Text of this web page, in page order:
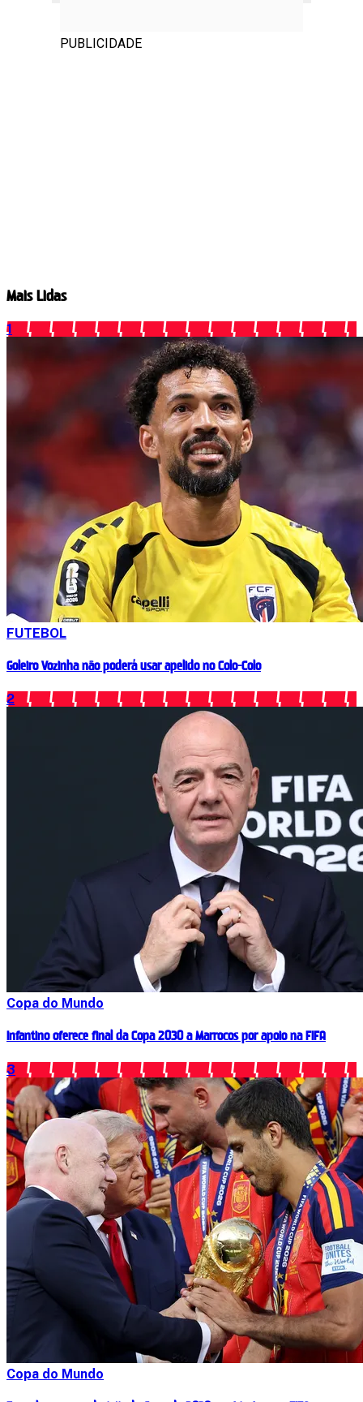
PUBLICIDADE
Mais Lidas
1
FUTEBOL
Goleiro Vozinha não poderá usar apelido no Colo-Colo
2
Copa do Mundo
Infantino oferece final da Copa 2030 a Marrocos por apoio na FIFA
3
Copa do Mundo